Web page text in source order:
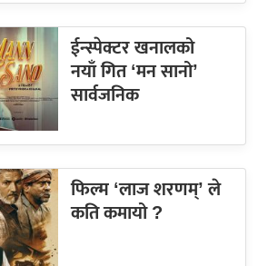
ईन्स्पेक्टर खनालको
नयाँ गित ‘मन सानो’
सार्वजनिक
फिल्म ‘लाज शरणम्’ ले
कति कमायो ?